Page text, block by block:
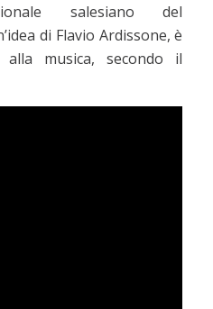
salesiano del
di Flavio Ardissone, è
musica, secondo il